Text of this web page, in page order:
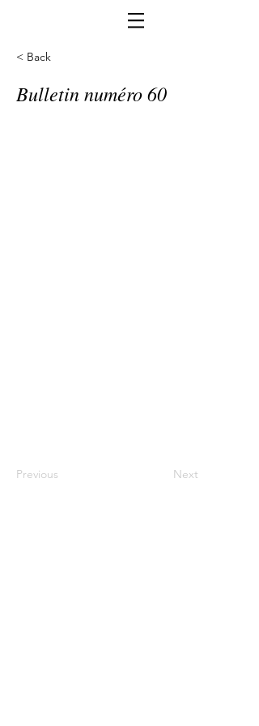
< Back
Bulletin numéro 60
Previous Next